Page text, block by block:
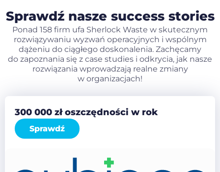
Sprawdź nasze success stories
Ponad 158 firm ufa Sherlock Waste w skutecznym
rozwiązywaniu wyzwań operacyjnych i wspólnym
dążeniu do ciągłego doskonalenia. Zachęcamy
do zapoznania się z case studies i odkrycia, jak nasze
rozwiązania wprowadzają realne zmiany
w organizacjach!
300 000 zł oszczędności w rok
Sprawdź